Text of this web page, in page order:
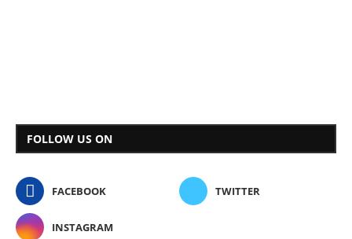
FOLLOW US ON
FACEBOOK TWITTER
INSTAGRAM